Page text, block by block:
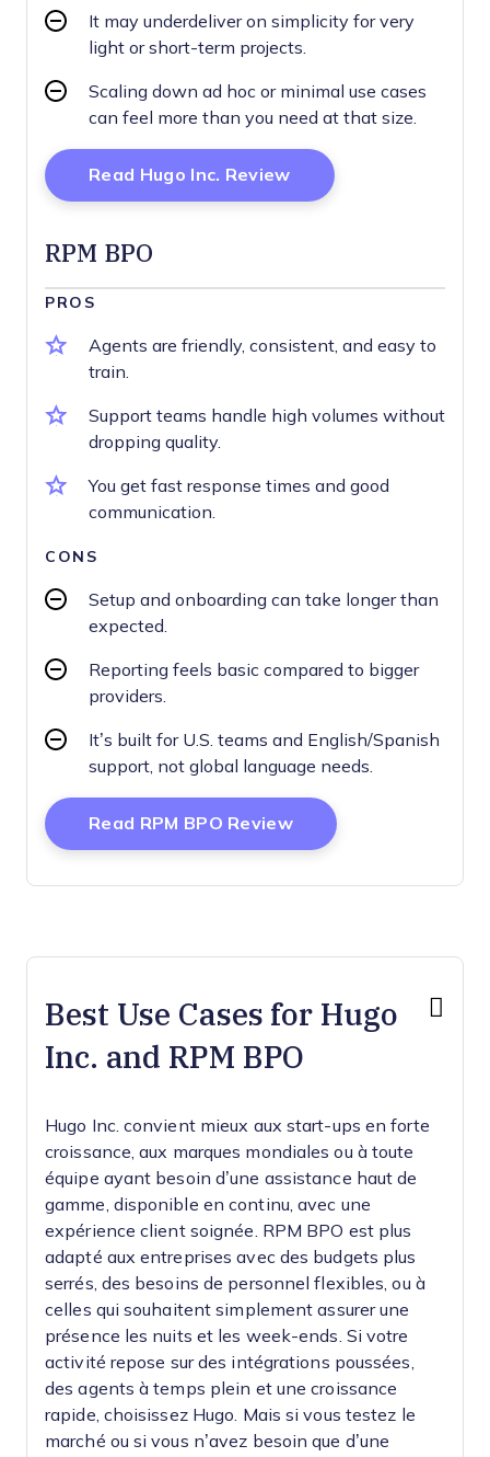
It may underdeliver on simplicity for very
light or short-term projects.
Scaling down ad hoc or minimal use cases
can feel more than you need at that size.
Read Hugo Inc. ReviewOpens New Window
RPM BPO
PROS
Agents are friendly, consistent, and easy to
train.
Support teams handle high volumes without
dropping quality.
You get fast response times and good
communication.
CONS
Setup and onboarding can take longer than
expected.
Reporting feels basic compared to bigger
providers.
It’s built for U.S. teams and English/Spanish
support, not global language needs.
Read RPM BPO ReviewOpens New Window
Best Use Cases for Hugo
Inc. and RPM BPO
Hugo Inc. convient mieux aux start-ups en forte
croissance, aux marques mondiales ou à toute
équipe ayant besoin d’une assistance haut de
gamme, disponible en continu, avec une
expérience client soignée. RPM BPO est plus
adapté aux entreprises avec des budgets plus
serrés, des besoins de personnel flexibles, ou à
celles qui souhaitent simplement assurer une
présence les nuits et les week-ends. Si votre
activité repose sur des intégrations poussées,
des agents à temps plein et une croissance
rapide, choisissez Hugo. Mais si vous testez le
marché ou si vous n’avez besoin que d’une